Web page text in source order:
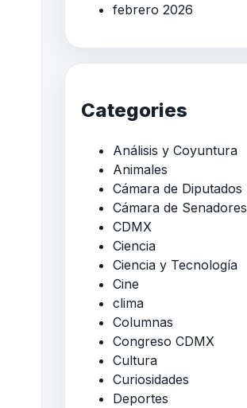
febrero 2026
Categories
Análisis y Coyuntura
Animales
Cámara de Diputados
Cámara de Senadores
CDMX
Ciencia
Ciencia y Tecnología
Cine
clima
Columnas
Congreso CDMX
Cultura
Curiosidades
Deportes